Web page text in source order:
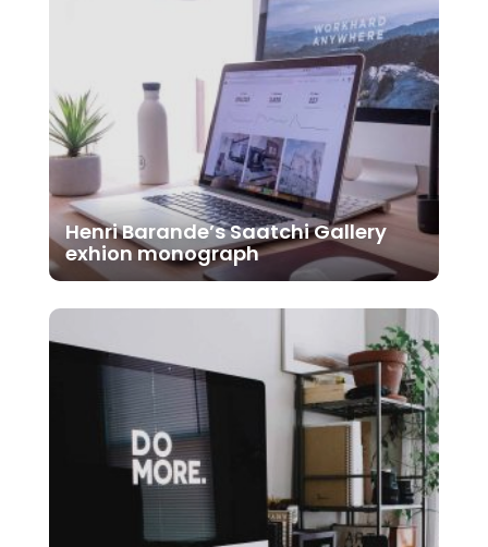
Henri Barande’s Saatchi Gallery
exhion monograph